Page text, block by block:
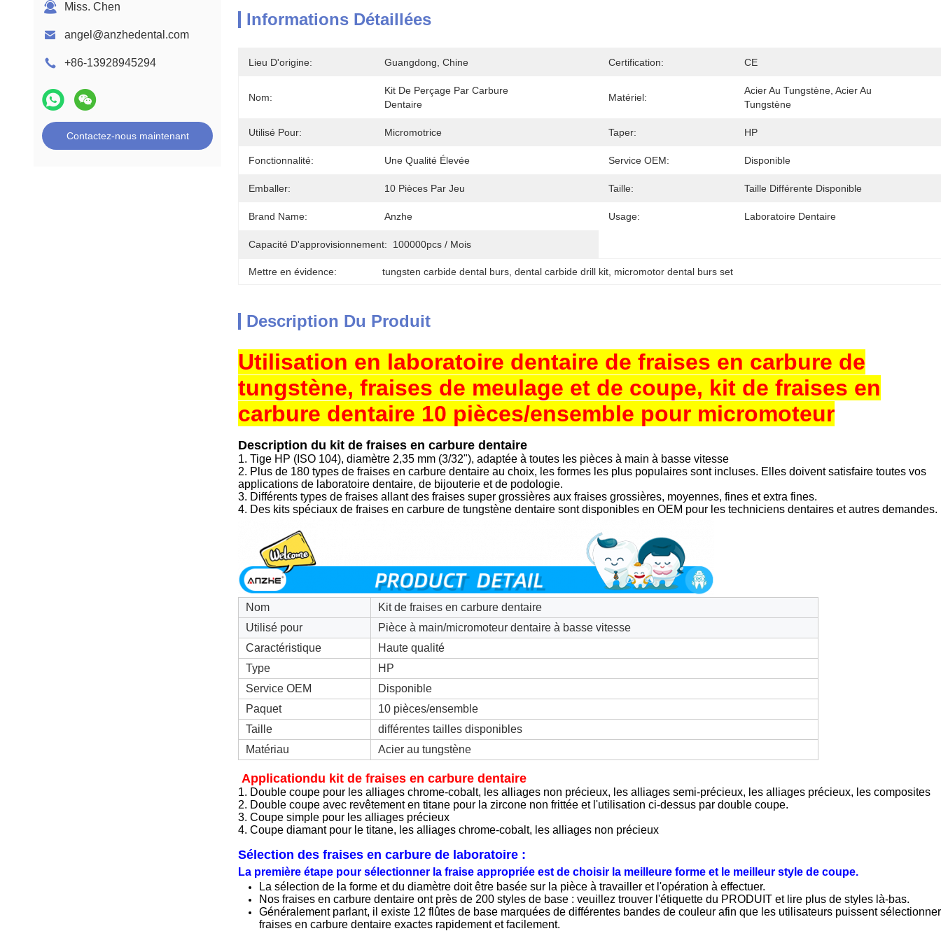
Miss. Chen
angel@anzhedental.com
+86-13928945294
Contactez-nous maintenant
Informations Détaillées
Lieu D'origine: Guangdong, Chine Certification: CE
Nom:
Kit De Perçage Par Carbure
Dentaire
Matériel:
Acier Au Tungstène, Acier Au
Tungstène
Utilisé Pour: Micromotrice Taper: HP
Fonctionnalité: Une Qualité Élevée Service OEM: Disponible
Emballer: 10 Pièces Par Jeu Taille: Taille Différente Disponible
Brand Name: Anzhe Usage: Laboratoire Dentaire
Capacité D'approvisionnement: 100000pcs / Mois
Mettre en évidence: tungsten carbide dental burs , dental carbide drill kit micromotor dental burs set
Description Du Produit
Utilisation en laboratoire dentaire de fraises en carbure de
tungstène, fraises de meulage et de coupe, kit de fraises en
carbure dentaire 10 pièces/ensemble pour micromoteur
Description du kit de fraises en carbure dentaire
1. Tige HP (ISO 104), diamètre 2,35 mm (3/32"), adaptée à toutes les pièces à main à basse vitesse
2. Plus de 180 types de fraises en carbure dentaire au choix, les formes les plus populaires sont incluses. Elles doivent satisfaire toutes vos
applications de laboratoire dentaire, de bijouterie et de podologie.
3. Différents types de fraises allant des fraises super grossières aux fraises grossières, moyennes, fines et extra fines.
4. Des kits spéciaux de fraises en carbure de tungstène dentaire sont disponibles en OEM pour les techniciens dentaires et autres demandes.
Nom
Kit de fraises en carbure dentaire
Utilisé pour
Pièce à main/micromoteur dentaire à basse vitesse
Caractéristique
Haute qualité
Type
HP
Service OEM
Disponible
Paquet
10 pièces/ensemble
Taille
différentes tailles disponibles
Matériau
Acier au tungstène
Applicationdu kit de fraises en carbure dentaire
1. Double coupe pour les alliages chrome-cobalt, les alliages non précieux, les alliages semi-précieux, les alliages précieux, les composites
2. Double coupe avec revêtement en titane pour la zircone non frittée et l'utilisation ci-dessus par double coupe.
3. Coupe simple pour les alliages précieux
4. Coupe diamant pour le titane, les alliages chrome-cobalt, les alliages non précieux
Sélection des fraises en carbure de laboratoire :
La première étape pour sélectionner la fraise appropriée est de choisir la meilleure forme et le meilleur style de coupe.
La sélection de la forme et du diamètre doit être basée sur la pièce à travailler et l'opération à effectuer.
Nos fraises en carbure dentaire ont près de 200 styles de base : veuillez trouver l'étiquette du PRODUIT et lire plus de styles là-bas.
Généralement parlant, il existe 12 flûtes de base marquées de différentes bandes de couleur afin que les utilisateurs puissent
fraises en carbure dentaire exactes rapidement et facilement.